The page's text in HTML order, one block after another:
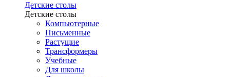
Детские столы
Детские столы
Компьютерные
Письменные
Растущие
Трансформеры
Учебные
Для школы